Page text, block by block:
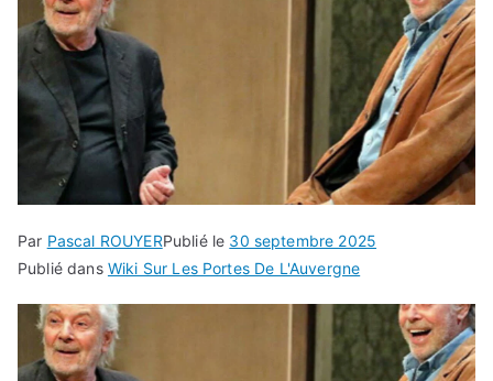
Par Pascal ROUYERPublié le 30 septembre 2025
Publié dans Wiki Sur Les Portes De L'Auvergne